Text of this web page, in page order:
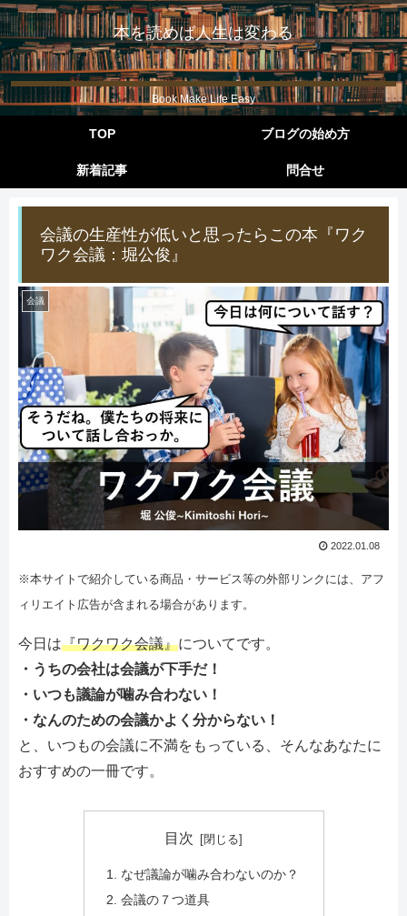
本を読めば人生は変わる
Book Make Life Easy
TOP ブログの始め方
新着記事 問合せ
会議の生産性が低いと思ったらこの本『ワク
ワク会議：堀公俊』
会議
2022.01.08
※本サイトで紹介している商品・サービス等の外部リンクには、アフ
ィリエイト広告が含まれる場合があります。
今日は『ワクワク会議』についてです。
・うちの会社は会議が下手だ！
・いつも議論が噛み合わない！
・なんのための会議かよく分からない！
と、いつもの会議に不満をもっている、そんなあなたに
おすすめの一冊です。
目次
なぜ議論が噛み合わないのか？
会議の７つ道具